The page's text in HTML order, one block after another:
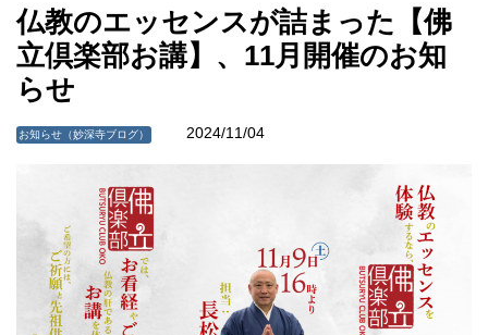
仏教のエッセンスが詰まった【佛
立倶楽部お講】、11月開催のお知
らせ
お知らせ（妙深寺ブログ） 2024/11/04